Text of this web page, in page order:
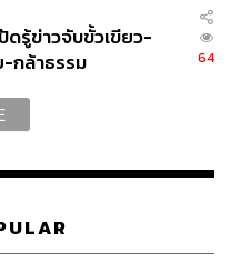
รู้ข่าวจับขั้วเขียว-
กล้าธรรม
64